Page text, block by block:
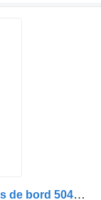
Обложување Capac cadru pentru ceas de bord 504227505 за камион IVECO